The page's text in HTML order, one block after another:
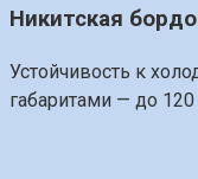
Никитская
Устойчивость к
габаритами — до